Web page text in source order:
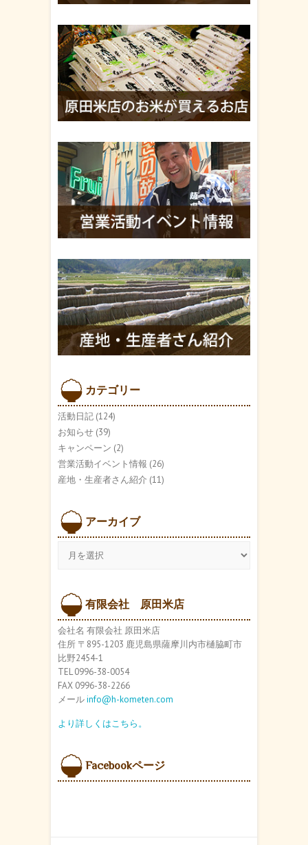
カテゴリー
活動日記 (124)
お知らせ (39)
キャンペーン (2)
営業活動イベント情報 (26)
産地・生産者さん紹介 (11)
アーカイブ
ブ
有限会社 原田米店
会社名 有限会社 原田米店
住所 〒895-1203 鹿児島県薩摩川内市樋脇町市
比野2454-1
TEL 0996-38-0054
FAX 0996-38-2266
メールinfo@h-kometen.com
より詳しくはこちら。
Facebookページ